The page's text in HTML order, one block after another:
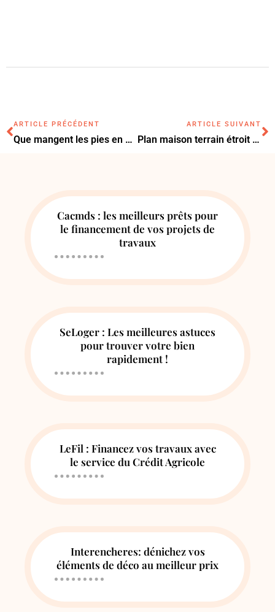
ARTICLE PRÉCÉDENT
Que mangent les pies en hiver : les solutions pour bien les nourrir ?
ARTICLE SUIVANT
Plan maison terrain étroit en longueur : les astuces pour optimiser l’espace
Cacmds : les meilleurs prêts pour
le financement de vos projets de
travaux
SeLoger : Les meilleures astuces
pour trouver votre bien
rapidement !
LeFil : Financez vos travaux avec
le service du Crédit Agricole
Interencheres: dénichez vos
éléments de déco au meilleur prix